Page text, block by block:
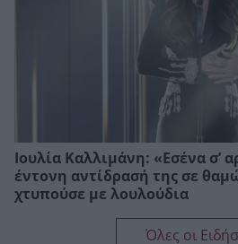
Ιουλία Καλλιμάνη: «Εσένα σ’
έντονη αντίδρασή της σε
χτυπούσε με λουλούδια
Όλες οι